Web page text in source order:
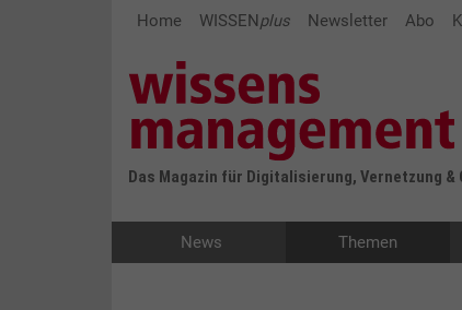
Home WISSENplus Newsletter Abo
Das Magazin für Digitalisierung, Vernetzung &
News Themen